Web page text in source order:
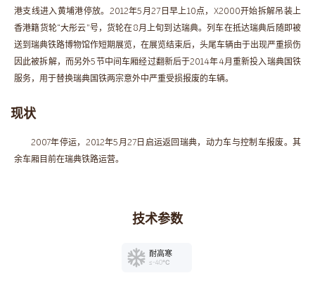
港支线进入黄埔港停放。2012年5月27日早上10点，X2000开始拆解吊装上
香港籍货轮“大彤云”号，货轮在8月上旬到达瑞典。列车在抵达瑞典后随即被
送到瑞典铁路博物馆作短期展览，在展览结束后，头尾车辆由于出现严重损伤
因此被拆解，而另外5节中间车厢经过翻新后于2014年4月重新投入瑞典国铁
服务，用于替换瑞典国铁两宗意外中严重受损报废的车辆。
现状
2007年停运，2012年5月27日启运返回瑞典，动力车与控制车报废。其
余车厢目前在瑞典铁路运营。
技术参数
耐高寒
≤-40℃